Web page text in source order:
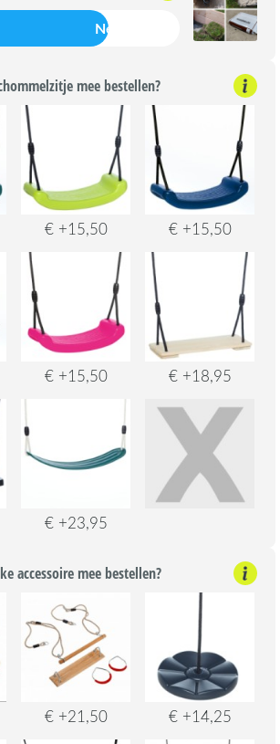
Nee
mee bestellen?
€ +15,50 € +15,50
€ +15,50 € +18,95
€ +23,95
accessoire mee bestellen?
€ +21,50 € +14,25